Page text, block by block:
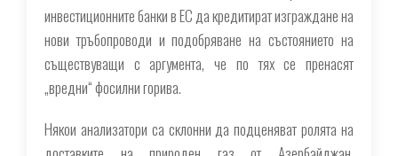
инвестиционните банки в ЕС да кредитират изграждане на
нови тръбопроводи и подобряване на състоянието на
съществуващи с аргумента, че по тях се пренасят
„вредни“ фосилни горива.
Някои анализатори са склонни да подценяват ролята на